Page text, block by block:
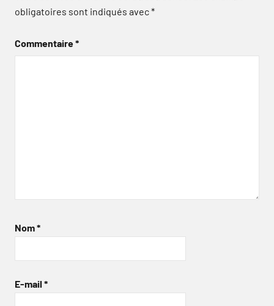
obligatoires sont indiqués avec*
Commentaire*
Nom*
E-mail *